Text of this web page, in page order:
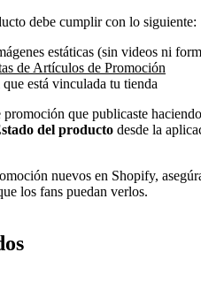
debe cumplir con lo siguiente:
estáticas (sin videos ni
de Artículos de Promoción
está vinculada tu tienda
que publicaste
del producto desde la
nuevos en Shopify,
los fans puedan verlos.